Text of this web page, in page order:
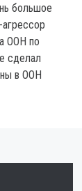
большое
OOH по
сделал
в OOH